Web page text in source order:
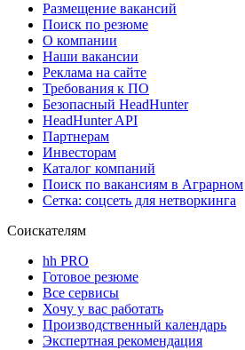
Размещение вакансий
Поиск по резюме
О компании
Наши вакансии
Реклама на сайте
Требования к ПО
Безопасный HeadHunter
HeadHunter API
Партнерам
Инвесторам
Каталог компаний
Поиск по вакансиям в Аграрном
Сетка: соцсеть для нетворкинга
Соискателям
hh PRO
Готовое резюме
Все сервисы
Хочу у вас работать
Производственный календарь
Экспертная рекомендация